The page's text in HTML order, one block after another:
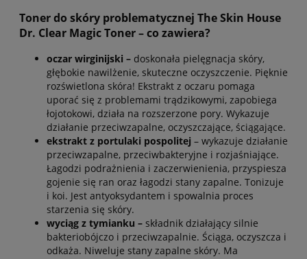
Toner do skóry problematycznej The Skin House
Dr. Clear Magic Toner – co zawiera?
oczar wirginijski – doskonała pielęgnacja skóry,
głębokie nawilżenie, skuteczne oczyszczenie. Pięknie
rozświetlona skóra! Ekstrakt z oczaru pomaga
uporać się z problemami trądzikowymi, zapobiega
łojotokowi, działa na rozszerzone pory. Wykazuje
działanie przeciwzapalne, oczyszczające, ściągające.
ekstrakt z portulaki pospolitej – wykazuje działanie
przeciwzapalne, przeciwbakteryjne i rozjaśniające.
Łagodzi podrażnienia i zaczerwienienia, przyspiesza
gojenie się ran oraz łagodzi stany zapalne. Tonizuje
i koi. Jest antyoksydantem i spowalnia proces
starzenia się skóry.
wyciąg z tymianku – składnik działający silnie
bakteriobójczo i przeciwzapalnie. Ściąga, oczyszcza i
odkaża. Niweluje stany zapalne skóry. Ma